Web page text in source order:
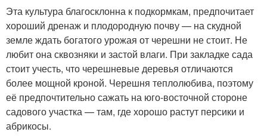
Эта культура благосклонна к подкормкам, предпочитает
хороший дренаж и плодородную почву — на скудной
земле ждать богатого урожая от черешни не стоит. Не
любит она сквозняки и застой влаги. При закладке сада
стоит учесть, что черешневые деревья отличаются
более мощной кроной. Черешня теплолюбива, поэтому
её предпочтительно сажать на юго-восточной стороне
садового участка — там, где хорошо растут персики и
абрикосы.